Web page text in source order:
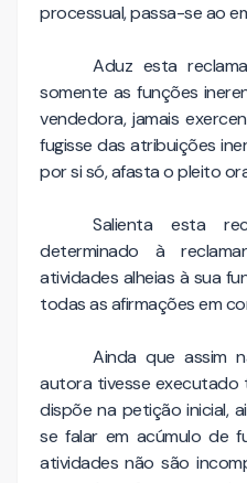
processual, passa-se ao
Aduz esta
somente as funções
vendedora, jamais
fugisse das atribuições
por si só, afasta o pleito
Salienta esta
determinado à
atividades alheias à sua
todas as afirmações em
Ainda que assim
autora tivesse executado
dispõe na petição inicial,
se falar em acúmulo de
atividades não são